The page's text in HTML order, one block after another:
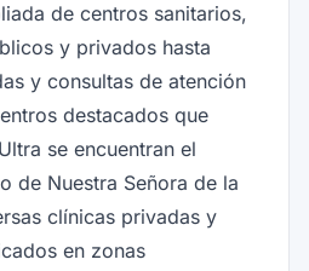
de centros sanitarios,
y privados hasta
y consultas de atención
destacados que
se encuentran el
de Nuestra Señora de la
clínicas privadas y
en zonas